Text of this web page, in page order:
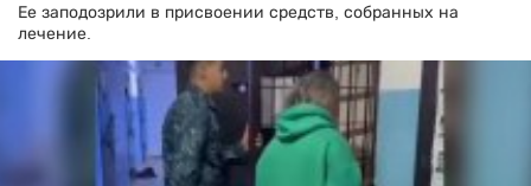
Ее заподозрили в присвоении средств, собранных на
лечение.